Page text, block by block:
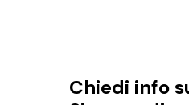
Chiedi info